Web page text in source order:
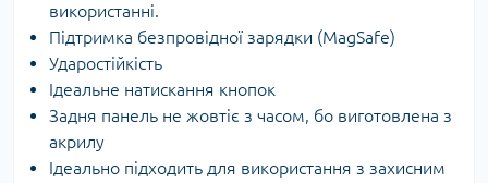
використанні.
Підтримка безпровідної зарядки (MagSafe)
Ударостійкість
Ідеальне натискання кнопок
Задня панель не жовтіє з часом, бо виготовлена з
акрилу
Ідеально підходить для використання з захисним